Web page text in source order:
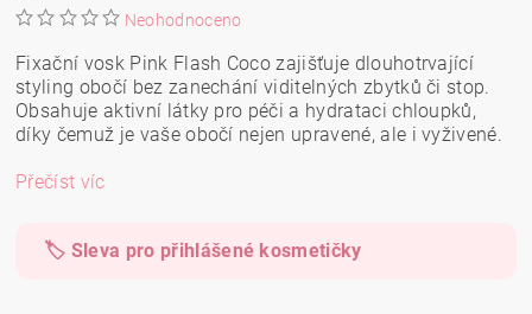
Neohodnoceno
Fixační vosk Pink Flash Coco zajišťuje dlouhotrvající
styling obočí bez zanechání viditelných zbytků či stop.
Obsahuje aktivní látky pro péči a hydrataci chloupků,
díky čemuž je vaše obočí nejen upravené, ale i vyživené.
Přečíst víc
🏷️ Sleva pro přihlášené kosmetičky